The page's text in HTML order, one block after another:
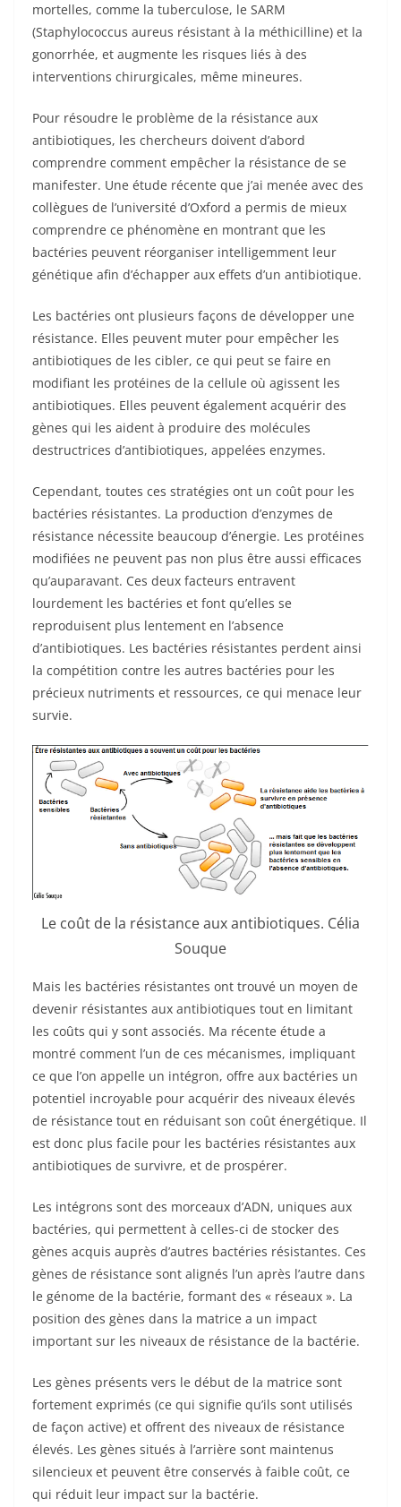
mortelles, comme la tuberculose, le SARM
(Staphylococcus aureus résistant à la méthicilline) et la
gonorrhée, et augmente les risques liés à des
interventions chirurgicales, même mineures.
Pour résoudre le problème de la résistance aux
antibiotiques, les chercheurs doivent d’abord
comprendre comment empêcher la résistance de se
manifester. Une étude récente que j’ai menée avec des
collègues de l’université d’Oxford a permis de mieux
comprendre ce phénomène en montrant que les
bactéries peuvent réorganiser intelligemment leur
génétique afin d’échapper aux effets d’un antibiotique.
Les bactéries ont plusieurs façons de développer une
résistance. Elles peuvent muter pour empêcher les
antibiotiques de les cibler, ce qui peut se faire en
modifiant les protéines de la cellule où agissent les
antibiotiques. Elles peuvent également acquérir des
gènes qui les aident à produire des molécules
destructrices d’antibiotiques, appelées enzymes.
Cependant, toutes ces stratégies ont un coût pour les
bactéries résistantes. La production d’enzymes de
résistance nécessite beaucoup d’énergie. Les protéines
modifiées ne peuvent pas non plus être aussi efficaces
qu’auparavant. Ces deux facteurs entravent
lourdement les bactéries et font qu’elles se
reproduisent plus lentement en l’absence
d’antibiotiques. Les bactéries résistantes perdent ainsi
la compétition contre les autres bactéries pour les
précieux nutriments et ressources, ce qui menace leur
survie.
Le coût de la résistance aux antibiotiques. Célia
Souque
Mais les bactéries résistantes ont trouvé un moyen de
devenir résistantes aux antibiotiques tout en limitant
les coûts qui y sont associés. Ma récente étude a
montré comment l’un de ces mécanismes, impliquant
ce que l’on appelle un intégron, offre aux bactéries un
potentiel incroyable pour acquérir des niveaux élevés
de résistance tout en réduisant son coût énergétique. Il
est donc plus facile pour les bactéries résistantes aux
antibiotiques de survivre, et de prospérer.
Les intégrons sont des morceaux d’ADN, uniques aux
bactéries, qui permettent à celles-ci de stocker des
gènes acquis auprès d’autres bactéries résistantes. Ces
gènes de résistance sont alignés l’un après l’autre dans
le génome de la bactérie, formant des « réseaux ». La
position des gènes dans la matrice a un impact
important sur les niveaux de résistance de la bactérie.
Les gènes présents vers le début de la matrice sont
fortement exprimés (ce qui signifie qu’ils sont utilisés
de façon active) et offrent des niveaux de résistance
élevés. Les gènes situés à l’arrière sont maintenus
silencieux et peuvent être conservés à faible coût, ce
qui réduit leur impact sur la bactérie.